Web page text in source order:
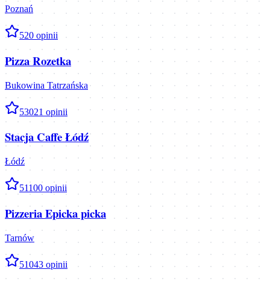
Poznań
520 opinii
Pizza Rozetka
Bukowina Tatrzańska
53021 opinii
Stacja Caffe Łódź
Łódź
51100 opinii
Pizzeria Epicka picka
Tarnów
51043 opinii